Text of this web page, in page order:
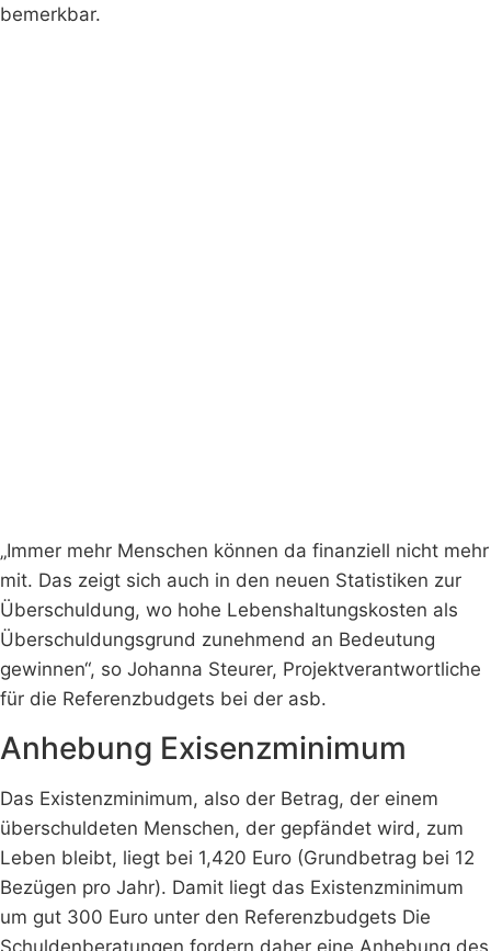
bemerkbar.
„Immer mehr Menschen können da finanziell nicht mehr
mit. Das zeigt sich auch in den neuen Statistiken zur
Überschuldung, wo hohe Lebenshaltungskosten als
Überschuldungsgrund zunehmend an Bedeutung
gewinnen“, so Johanna Steurer, Projektverantwortliche
für die Referenzbudgets bei der asb.
Anhebung Exisenzminimum
Das Existenzminimum, also der Betrag, der einem
überschuldeten Menschen, der gepfändet wird, zum
Leben bleibt, liegt bei 1,420 Euro (Grundbetrag bei 12
Bezügen pro Jahr). Damit liegt das Existenzminimum
um gut 300 Euro unter den Referenzbudgets Die
Schuldenberatungen fordern daher eine Anhebung des